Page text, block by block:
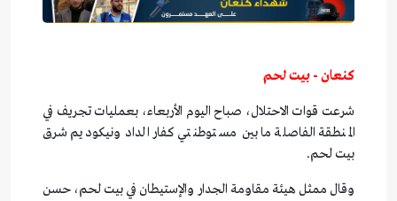
كنعان - بيت لحم
شرعت قوات الاحتلال، صباح اليوم الأربعاء، بعمليات تجريف في
المنطقة الفاصلة ما بين مستوطنتي كفار الداد ونيكوديم شرق
بيت لحم.
وقال ممثل هيئة مقاومة الجدار والإستيطان في بيت لحم، حسن